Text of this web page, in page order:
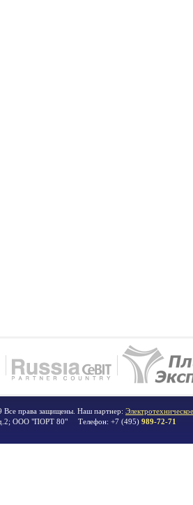
Все права защищены. Наш партнер:
д.2; ООО "ПОРТ 80" Телефон: +7 (495) 989-72-71